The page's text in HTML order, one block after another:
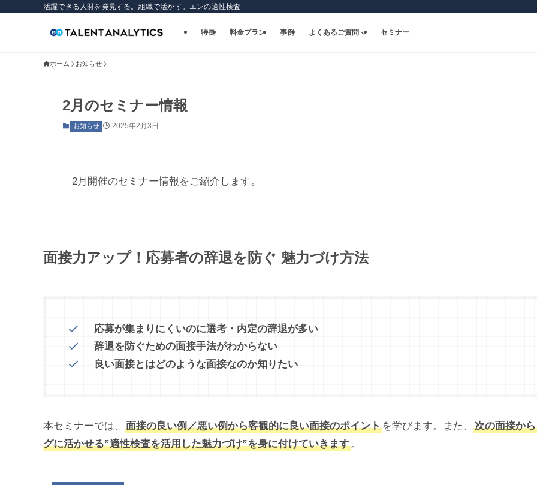
活躍できる人財を発見する。組織で活かす。エンの適性検査
特長 料金プラン 事例 よくあるご質問 セミナー
ホーム お知らせ
2月のセミナー情報
お知らせ 2025年2月3日
2月開催のセミナー情報をご紹介します。
面接力アップ！応募者の辞退を防ぐ 魅力づけ方法
応募が集まりにくいのに選考・内定の辞退が多い
辞退を防ぐための面接手法がわからない
良い面接とはどのような面接なのか知りたい
本セミナーでは、 面接の良い例／悪い例から客観的に良い面接のポイント を学びます。また、
次の面接か
グに活かせる”適性検査を活用した魅力づけ”を身に付けていきます 。